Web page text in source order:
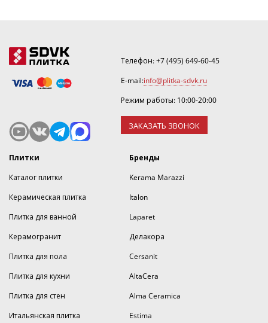
Телефон:+7 (495) 649-60-45
E-mail:info@plitka-sdvk.ru
Режим работы: 10:00-20:00
ЗАКАЗАТЬ ЗВОНОК
Плитки
Каталог плитки
Керамическая плитка
Плитка для ванной
Керамогранит
Плитка для пола
Плитка для кухни
Плитка для стен
Итальянская плитка
Бренды
Kerama Marazzi
Italon
Laparet
Делакора
Cersanit
AltaCera
Alma Ceramica
Estima